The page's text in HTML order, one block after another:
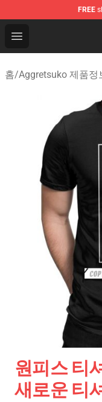
FREE
Open menu
Aggretsuko
홈/Aggretsuko 제품정
원피스 티
새로운 티